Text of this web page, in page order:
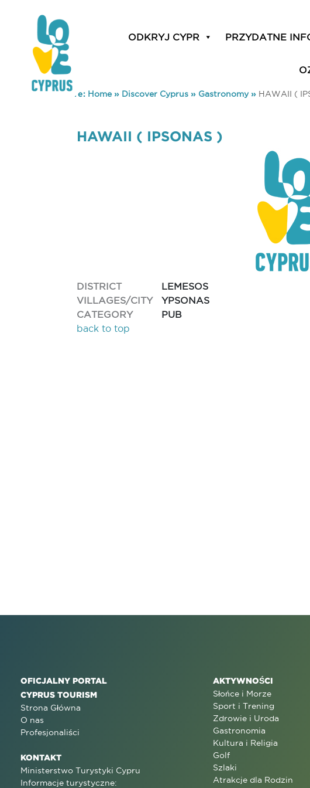
ODKRYJ CYPR PRZYDATNE
You are here: Home» Discover Cyprus » Gastronomy» HAWAII (
HAWAII ( IPSONAS )
DISTRICT
LEMESOS
VILLAGES/CITY
YPSONAS
CATEGORY
PUB
back to top
OFICJALNY PORTAL
CYPRUS TOURISM
Strona Główna
O nas
Profesjonaliści
KONTAKT
Ministerstwo Turystyki Cypru
Informacje turystyczne:
AKTYWNOŚCI
Słońce i Morze
Sport i Trening
Zdrowie i Uroda
Gastronomia
Kultura i Religia
Golf
Szlaki
Atrakcje dla Rodzin